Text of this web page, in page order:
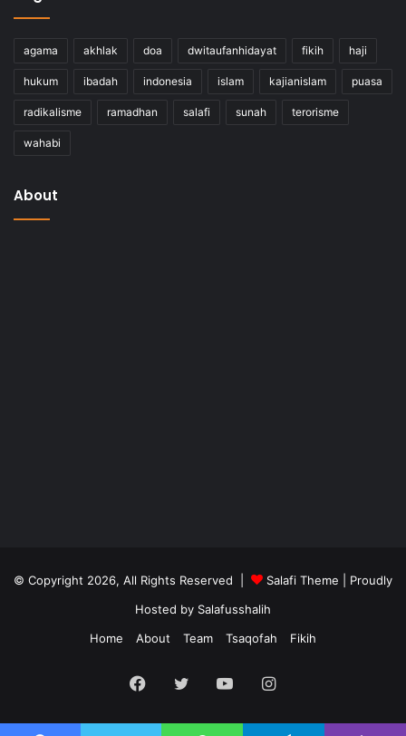
agama akhlak doa dwitaufanhidayat fikih haji
hukum ibadah indonesia islam kajianislam puasa
radikalisme ramadhan salafi sunah terorisme
wahabi
About
© Copyright 2026, All Rights Reserved | Salafi Theme | Proudly
Hosted by Salafusshalih
Home
About Team Tsaqofah Fikih
Facebook
Twitter YouTubeInstagram